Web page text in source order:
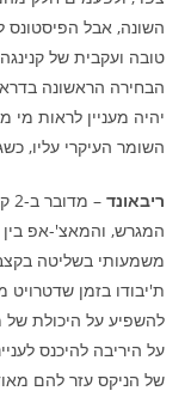
השונה, אבל הפיסטונס
טובה ועקבית של
יהיה מעניין לראות מי
השומר העיקרי עליו,
ריבאונד
המגרש, והמאצ'-אפ בין
משמעותי בשליטה
ת'יבודו בזמן
להשפיע על היכולת
על היריבה להיכנס
של הניקס עזר להם